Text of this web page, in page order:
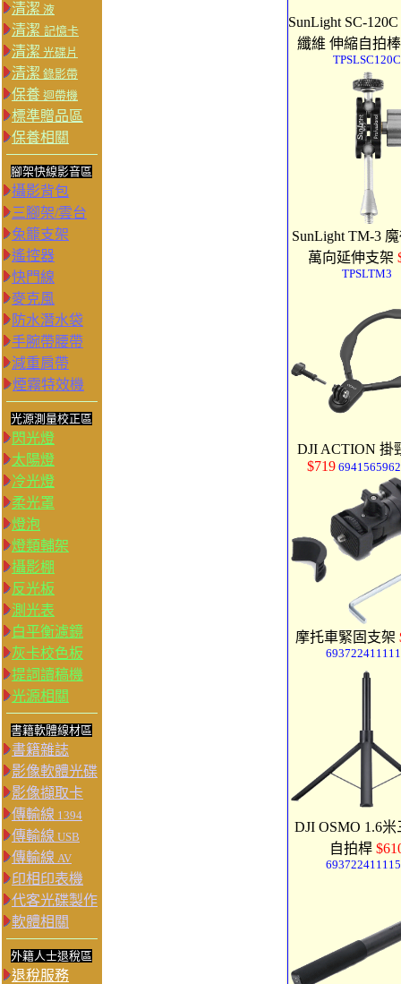
清潔 液
清潔 記憶卡
清潔 光碟片
清潔 錄影帶
保養 迴帶機
標準贈品區
保養相關
腳架快線影音區
攝影背包
三腳架/雲台
兔籠支架
遙控器
快門線
麥克風
防水潛水袋
手腕帶腰帶
減重肩帶
煙霧特效機
光源測量校正區
閃光燈
太陽燈
冷光燈
柔光罩
燈泡
燈類輔架
攝影棚
反光板
測光表
白平衡濾鏡
灰卡校色板
提詞讀稿機
光源相關
書籍軟體線材區
書籍雜誌
影像軟體光碟
影像擷取卡
傳輸線 1394
傳輸線 USB
傳輸線 AV
印相印表機
代客光碟製作
軟體相關
外籍人士退稅區
退稅服務
SunLight SC-
纖維 伸縮自拍
TPSLSC120C
SunLight TM-3
萬向延伸支架
TPSLTM3
DJI ACTION 掛
$719
摩托車緊固支架
DJI OSMO 1.6米
自拍桿